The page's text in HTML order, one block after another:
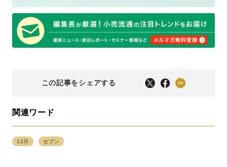
この記事をシェアする
関連ワード
12月 セブン